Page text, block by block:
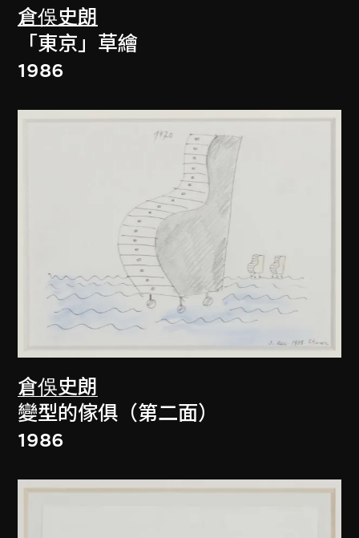
倉俁史朗
「東京」草繪
1986
倉俁史朗
變型的傢俱（第二面）
1986